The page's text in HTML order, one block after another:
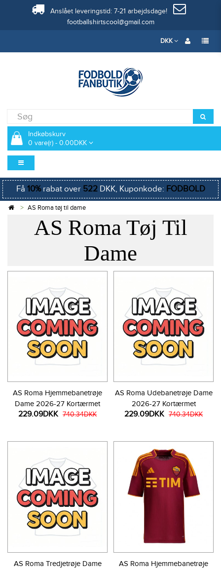
Anslået leveringstid: 7-21 arbejdsdage!
footballshirtscool@gmail.com
DKK
Indkøbskurv
0 vare(r) - 0.00DKK
Få 10%rabat over 522DKK, Kuponkode: FODBOLD
AS Roma tøj til dame
AS Roma Tøj Til
Dame
AS Roma Hjemmebanetrøje
Dame 2026-27 Kortærmet
229.09DKK 740.34DKK
AS Roma Udebanetrøje Dame
2026-27 Kortærmet
229.09DKK 740.34DKK
AS Roma Tredjetrøje Dame
AS Roma Hjemmebanetrøje